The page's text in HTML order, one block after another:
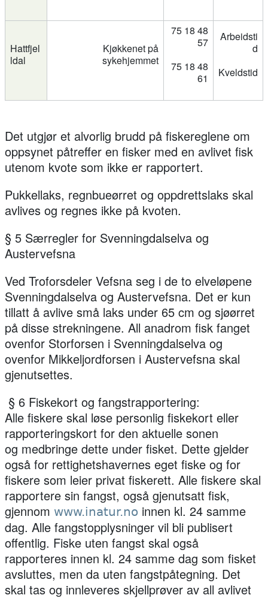
Hattfjel
ldal
Kjøkkenet på
sykehjemmet
75 18 48
57
75 18 48
61
Arbeidsti
d
Kveldstid
Det utgjør et alvorlig brudd på fiskereglene om
oppsynet påtreffer en fisker med en avlivet fisk
utenom kvote som ikke er rapportert.
Pukkellaks, regnbueørret og oppdrettslaks skal
avlives og regnes ikke på kvoten.
§ 5 Særregler for Svenningdalselva og
Austervefsna
Ved Troforsdeler Vefsna seg i de to elveløpene
Svenningdalselva og Austervefsna. Det er kun
tillatt å avlive små laks under 65 cm og sjøørret
på disse strekningene. All anadrom fisk fanget
ovenfor Storforsen i Svenningdalselva og
ovenfor Mikkeljordforsen i Austervefsna skal
gjenutsettes.
§ 6 Fiskekort og fangstrapportering:
Alle fiskere skal løse personlig fiskekort eller
rapporteringskort for den aktuelle sonen
og medbringe dette under fisket. Dette gjelder
også for rettighetshavernes eget fiske og for
fiskere som leier privat fiskerett. Alle fiskere skal
rapportere sin fangst, også gjenutsatt fisk,
gjennom www.inatur.no innen kl. 24 samme
dag. Alle fangstopplysninger vil bli publisert
offentlig. Fiske uten fangst skal også
rapporteres innen kl. 24 samme dag som fisket
avsluttes, men da uten fangstpåtegning. Det
skal tas og innleveres skjellprøver av all avlivet